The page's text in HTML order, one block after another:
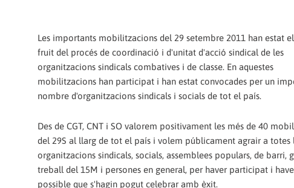
Les importants mobilitzacions del 29 setembre 2011 han estat
fruit del procés de coordinació i d'unitat d'acció sindical de les
organitzacions sindicals combatives i de classe. En aquestes
mobilitzacions han participat i han estat convocades per un
nombre d'organitzacions sindicals i socials de tot el país.
Des de CGT, CNT i SO valorem positivament les més de 40
del 29S al llarg de tot el país i volem públicament agrair a totes
organitzacions sindicals, socials, assemblees populars, de barri,
treball del 15M i persones en general, per haver participat i
possible que s'hagin pogut celebrar amb èxit.